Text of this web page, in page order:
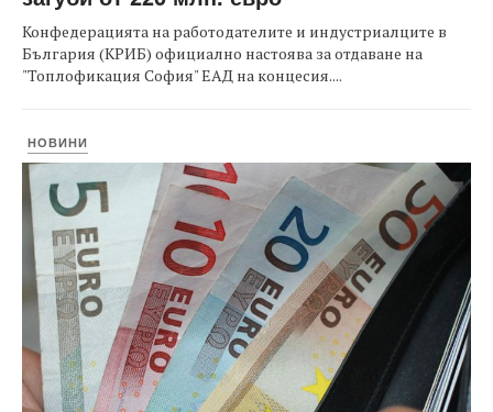
Конфедерацията на работодателите и индустриалците в
България (КРИБ) официално настоява за отдаване на
"Топлофикация София" ЕАД на концесия....
НОВИНИ